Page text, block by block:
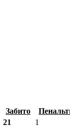
Забито
21
1